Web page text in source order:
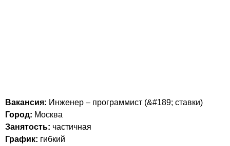
Вакансия: Инженер – программист (&#189; ставки)
Город: Москва
Занятость: частичная
График: гибкий